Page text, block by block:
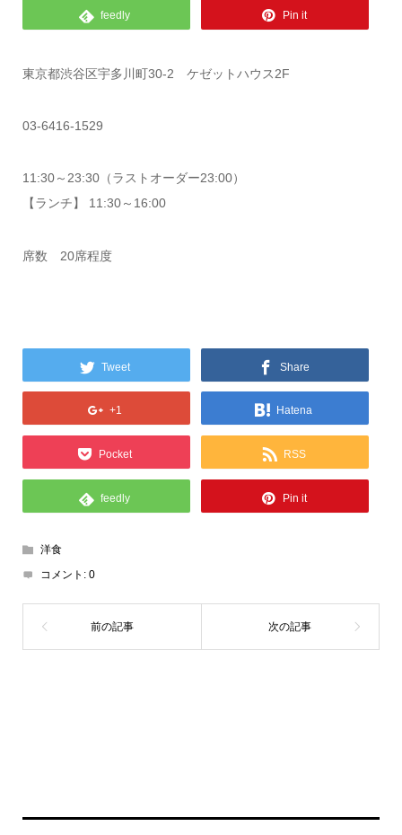
feedly Pin it
東京都渋谷区宇多川町30-2 ケゼットハウス2F
03-6416-1529
11:30～23:30（ラストオーダー23:00）
【ランチ】 11:30～16:00
席数 20席程度
Tweet Share
+1 Hatena
Pocket RSS
feedly Pin it
洋食
コメント: 0